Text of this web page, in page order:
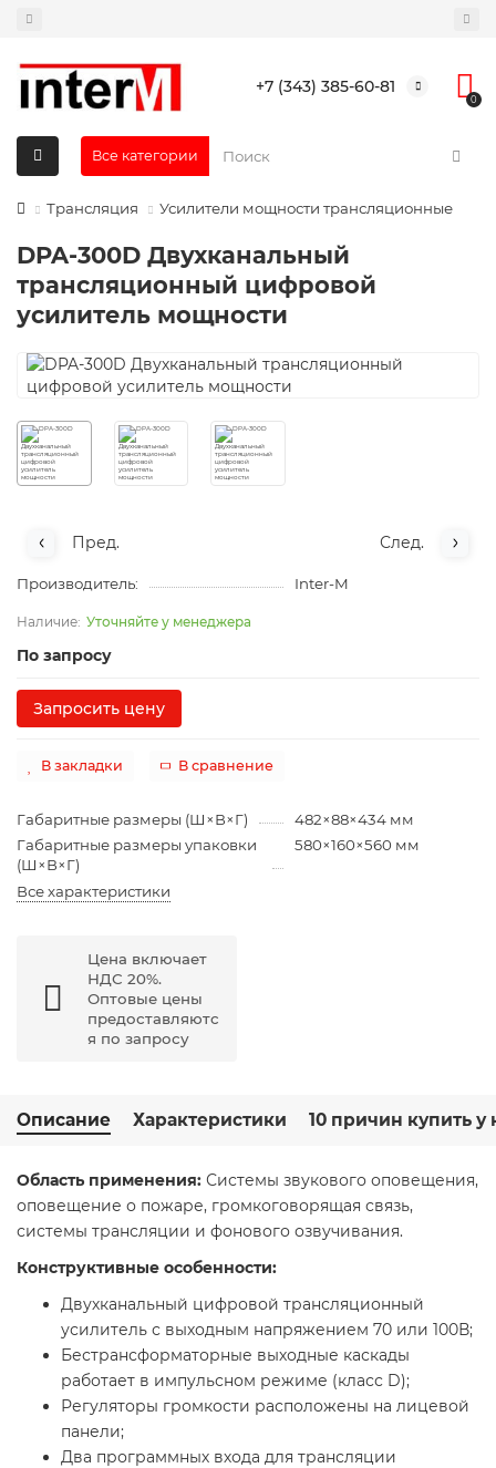
+7 (343) 385-60-81
0
Все категории
Трансляция Усилители мощности трансляционные
DPA-300D Двухканальный
трансляционный цифровой
усилитель мощности
Пред. След.
Производитель: Inter-M
Уточняйте у менеджера
По запросу
Запросить цену
В закладки В сравнение
Габаритные размеры (Ш×В×Г)
482×88×434 мм
Габаритные размеры упаковки
(Ш×В×Г)
580×160×560 мм
Все характеристики
Цена включает
НДС 20%.
Оптовые цены
предоставляютс
я по запросу
Описание Характеристики 10 причин купить у
Область применения: Системы звукового оповещения,
оповещение о пожаре, громкоговорящая связь,
системы трансляции и фонового озвучивания.
Конструктивные особенности:
Двухканальный цифровой трансляционный
усилитель с выходным напряжением 70 или 100В;
Бестрансформаторные выходные каскады
работает в импульсном режиме (класс D);
Регуляторы громкости расположены на лицевой
панели;
Два программных входа для трансляции